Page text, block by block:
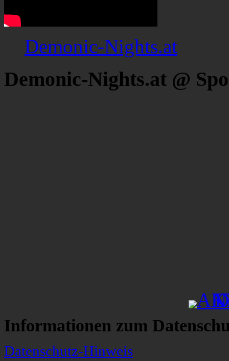
Demonic-Nights.at
Demonic-Nights.at @
Informationen zum
Datenschutz-Hinweis